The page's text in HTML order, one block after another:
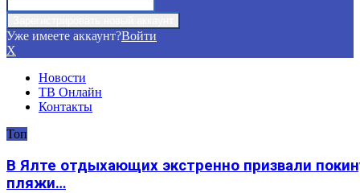
Уже имеете аккаунт?Войти
X
Новости
ТВ Онлайн
Контакты
Топ
В Ялте отдыхающих экстренно призвали
пляжи…